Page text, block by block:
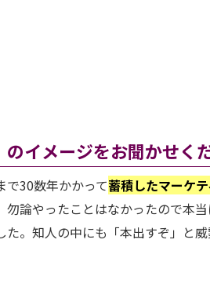
イメージをお聞かせくだ
で30数年かかって蓄積したマーケ
勿論やったことはなかったので本
。知人の中にも「本出すぞ」と